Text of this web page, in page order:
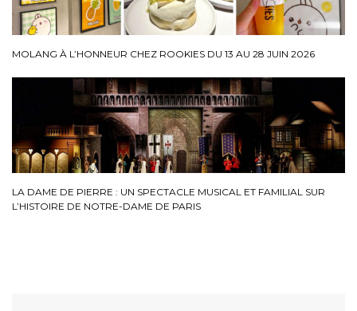
MOLANG À L’HONNEUR CHEZ ROOKIES DU 13 AU 28 JUIN 2026
LA DAME DE PIERRE : UN SPECTACLE MUSICAL ET FAMILIAL SUR
L’HISTOIRE DE NOTRE-DAME DE PARIS